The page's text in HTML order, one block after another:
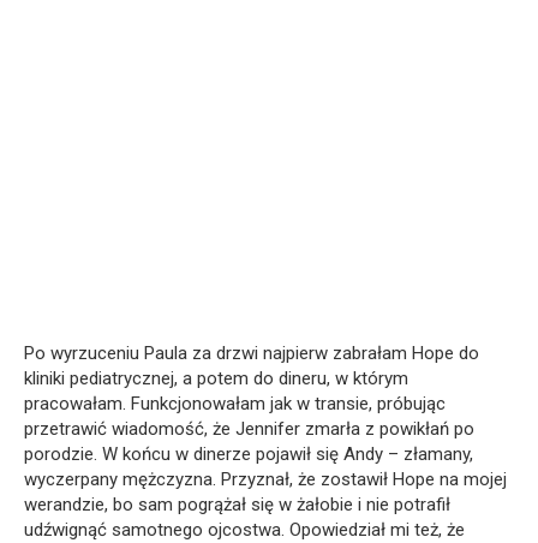
Po wyrzuceniu Paula za drzwi najpierw zabrałam Hope do
kliniki pediatrycznej, a potem do dineru, w którym
pracowałam. Funkcjonowałam jak w transie, próbując
przetrawić wiadomość, że Jennifer zmarła z powikłań po
porodzie. W końcu w dinerze pojawił się Andy – złamany,
wyczerpany mężczyzna. Przyznał, że zostawił Hope na mojej
werandzie, bo sam pogrążał się w żałobie i nie potrafił
udźwignąć samotnego ojcostwa. Opowiedział mi też, że